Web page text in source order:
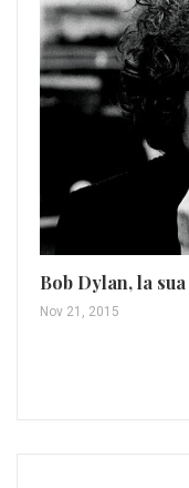
Bob Dylan, la
Nov 21, 2015